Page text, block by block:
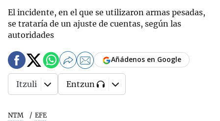
El incidente, en el que se utilizaron armas pesadas,
se trataría de un ajuste de cuentas, según las
autoridades
NTM EFE
Añádenos en Google
Itzuli Entzun